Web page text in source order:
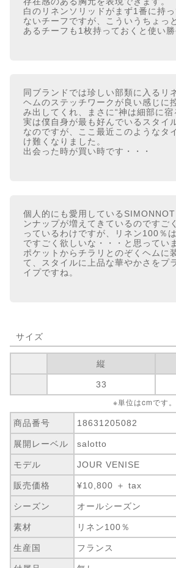
白のリネンソリッドがまず1番に持
ないチーフですが、こういうちょっ
あるチーフも1枚持っておくと使い勝
同ブランドでは珍しい部類に入るリ
ヘムのステッチワークが良い感じに
み出してくれ、まさに“神は細部に宿
実は僕自身が最も好んでいるスタイ
なのですが、ここ最近このようなタ
け難くなりました。
出会った時が買い時です・・・
個人的にも愛用している
ンナップが増えてきているのですご
っているわけですが、リネン100％
ですごく欲しいな・・・と思ってい
ポケットからチラリとのぞくヘムに
て、スタイルに上品な華やかさをプ
イプですね。
サイズ
縦
33
※単位はcmです
商品番号 18631205082
展開レーベル salotto
モデル JOUR VENISE
販売価格 ¥10,800 ＋ tax
シーズン オールシーズン
素材 リネン100％
生産国 フランス